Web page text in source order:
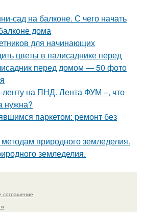
сад на балконе. С чего начать
дома
для начинающих
цветы в палисаднике перед
перед домом — 50 фото
ленту на ПНД. Лента ФУМ –, что
нужна?
паркетом: ремонт без
методам природного земледелия.
земледелия.
соглашение